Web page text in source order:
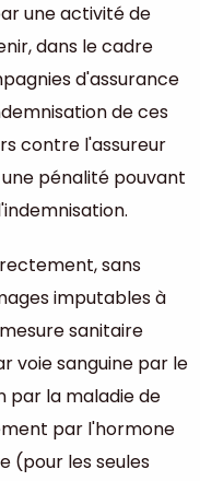
une activité de
dans le cadre
d'assurance
de ces
contre l'assureur
pénalité pouvant
sans
imputables à
sanitaire
voie sanguine par le
par la maladie de
par l'hormone
(pour les seules